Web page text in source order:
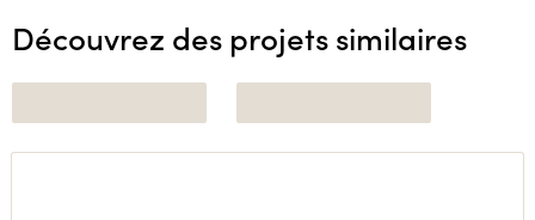
Découvrez des projets similaires